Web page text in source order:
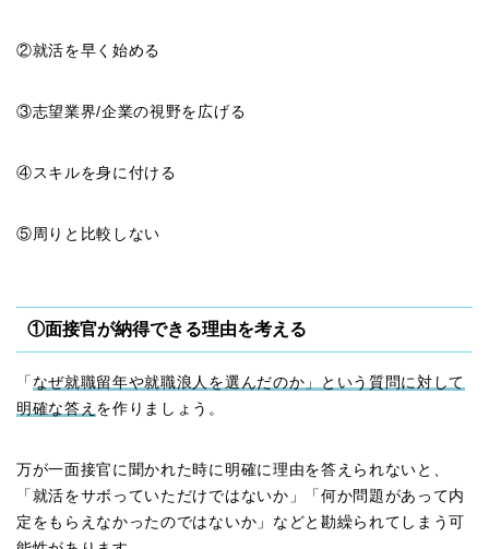
②就活を早く始める
③志望業界/企業の視野を広げる
④スキルを身に付ける
⑤周りと比較しない
①面接官が納得できる理由を考える
「 なぜ就職留年や就職浪人を選んだのか」という質問に対して
明確な答え を作りましょう。
万が一面接官に聞かれた時に明確に理由を答えられないと、
「就活をサボっていただけではないか」「何か問題があって内
定をもらえなかったのではないか」などと勘繰られてしまう可